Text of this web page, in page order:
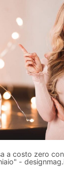
a costo zero
-